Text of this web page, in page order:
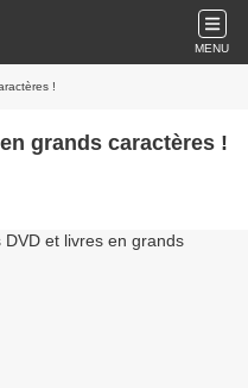
MENU
!
grands caractères !